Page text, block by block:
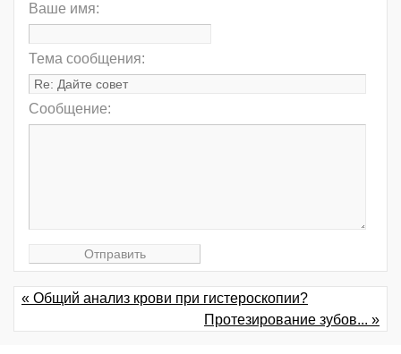
Ваше имя:
Тема сообщения:
Сообщение:
« Общий анализ крови при гистероскопии?
Протезирование зубов... »